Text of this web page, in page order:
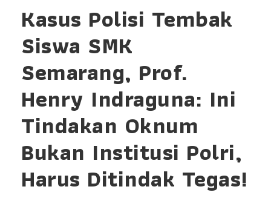
Kasus Polisi Tembak
Siswa SMK
Semarang, Prof.
Henry Indraguna: Ini
Tindakan Oknum
Bukan Institusi Polri,
Harus Ditindak Tegas!